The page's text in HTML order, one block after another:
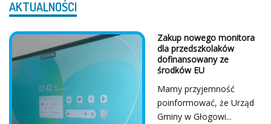
AKTUALNOŚCI
Z Serca Dziękujemy!
...